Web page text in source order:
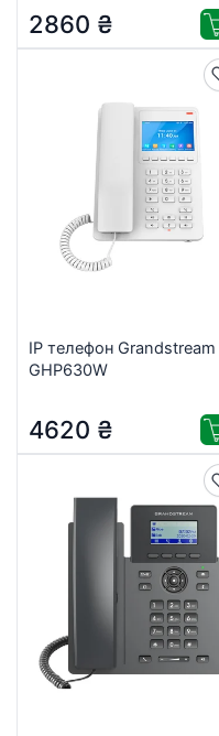
2860 ₴
IP телефон Grandstream
GHP630W
4620 ₴